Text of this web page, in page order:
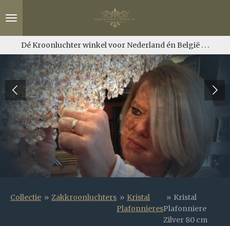
direct
hoofdinhoud
Dé Kroonluchter winkel voor Nederland én België . . .
Collectie » Zakkroonluchters » Kristal
Plafonnieres
» Kristal
Plafonniere
Zilver 80 cm